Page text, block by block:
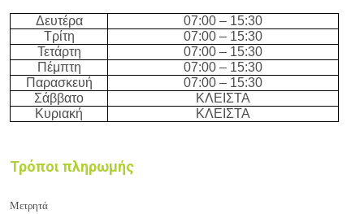
Δευτέρα
07:00 – 15:30
Τρίτη
07:00 – 15:30
Τετάρτη
07:00 – 15:30
Πέμπτη
07:00 – 15:30
Παρασκευή
07:00 – 15:30
Σάββατο
ΚΛΕΙΣΤΑ
Κυριακή
ΚΛΕΙΣΤΑ
Τρόποι πληρωμής
Μετρητά